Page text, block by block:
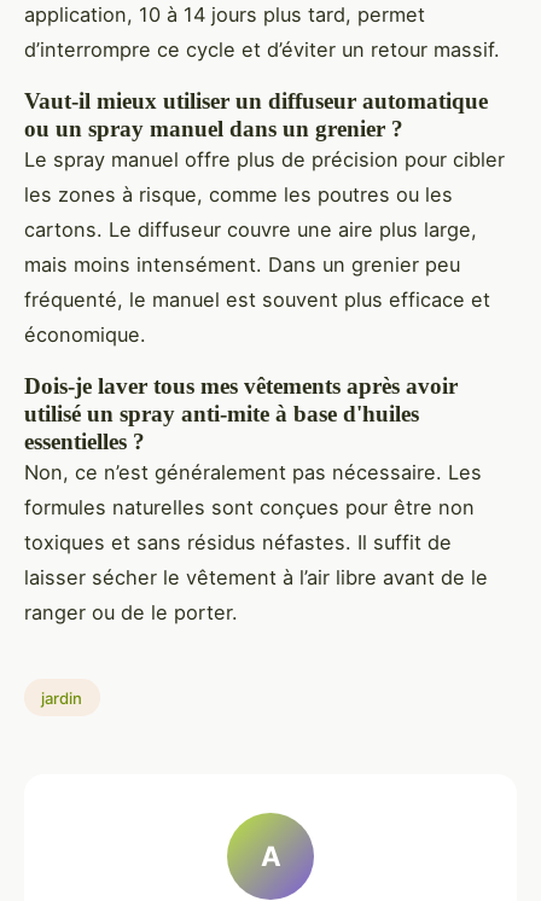
application, 10 à 14 jours plus tard, permet
d’interrompre ce cycle et d’éviter un retour massif.
Vaut-il mieux utiliser un diffuseur automatique
ou un spray manuel dans un grenier ?
Le spray manuel offre plus de précision pour cibler
les zones à risque, comme les poutres ou les
cartons. Le diffuseur couvre une aire plus large,
mais moins intensément. Dans un grenier peu
fréquenté, le manuel est souvent plus efficace et
économique.
Dois-je laver tous mes vêtements après avoir
utilisé un spray anti-mite à base d'huiles
essentielles ?
Non, ce n’est généralement pas nécessaire. Les
formules naturelles sont conçues pour être non
toxiques et sans résidus néfastes. Il suffit de
laisser sécher le vêtement à l’air libre avant de le
ranger ou de le porter.
jardin
A